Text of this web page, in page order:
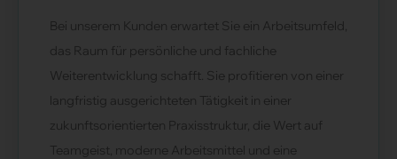
Bei unserem Kunden erwartet Sie ein Arbeitsumfeld,
das Raum für persönliche und fachliche
Weiterentwicklung schafft. Sie profitieren von einer
langfristig ausgerichteten Tätigkeit in einer
zukunftsorientierten Praxisstruktur, die Wert auf
Teamgeist, moderne Arbeitsmittel und eine